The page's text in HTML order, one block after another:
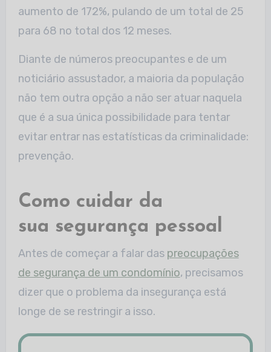
aumento de 172%, pulando de um total de 25
para 68 no total dos 12 meses.
Diante de números preocupantes e de um
noticiário assustador, a maioria da população
não tem outra opção a não ser atuar naquela
que é a sua única possibilidade para tentar
evitar entrar nas estatísticas da criminalidade:
prevenção.
Como cuidar da
sua segurança pessoal
Antes de começar a falar das preocupações
de segurança de um condomínio, precisamos
dizer que o problema da insegurança está
longe de se restringir a isso.